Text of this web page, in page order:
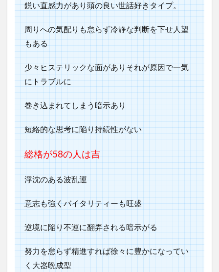
鋭い直感力があり頭の良い世話好きタイプ。
周りへの気配りも怠らず冷静な判断を下せ人望
もある
少々ヒステリックな面がありそれが原因で一気
にトラブルに
巻き込まれてしまう暗示あり
短絡的な思考に陥り持続性がない
総格が58の人は吉
浮沈のある波乱運
意志も強くバイタリティーも旺盛
逆境に陥り不運に翻弄される暗示がる
努力を怠らず精進すれば徐々に豊かになってい
く大器晩成型